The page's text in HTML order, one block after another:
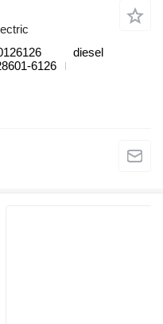
6126
diesel